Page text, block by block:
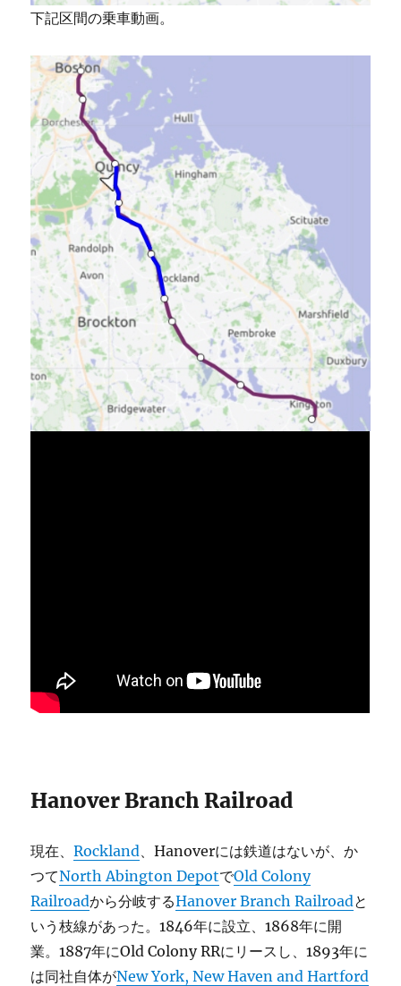
下記区間の乗車動画。
Hanover Branch Railroad
現在、Rockland 、Hanoverには鉄道はないが、か
つてNorth Abington DepotでOld Colony
Railroadから分岐するHanover Branch Railroadと
いう枝線があった。1846年に設立、1868年に開
業。1887年にOld Colony RRにリースし、1893年に
は同社自体がNew York, New Haven and Hartford